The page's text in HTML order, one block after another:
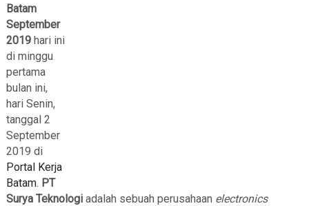
Batam
September
2019hari ini
di minggu
pertama
bulan ini,
hari Senin,
tanggal 2
September
2019 di
Portal Kerja
Batam. PT
Surya Teknologi adalah sebuah perusahaan electronics